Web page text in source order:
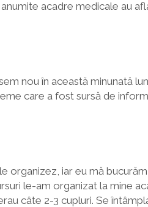
acadre medicale au
nou în această minunată
care a fost sursă de
organizez, iar eu mă
le-am organizat la mine
câte 2-3 cupluri. Se